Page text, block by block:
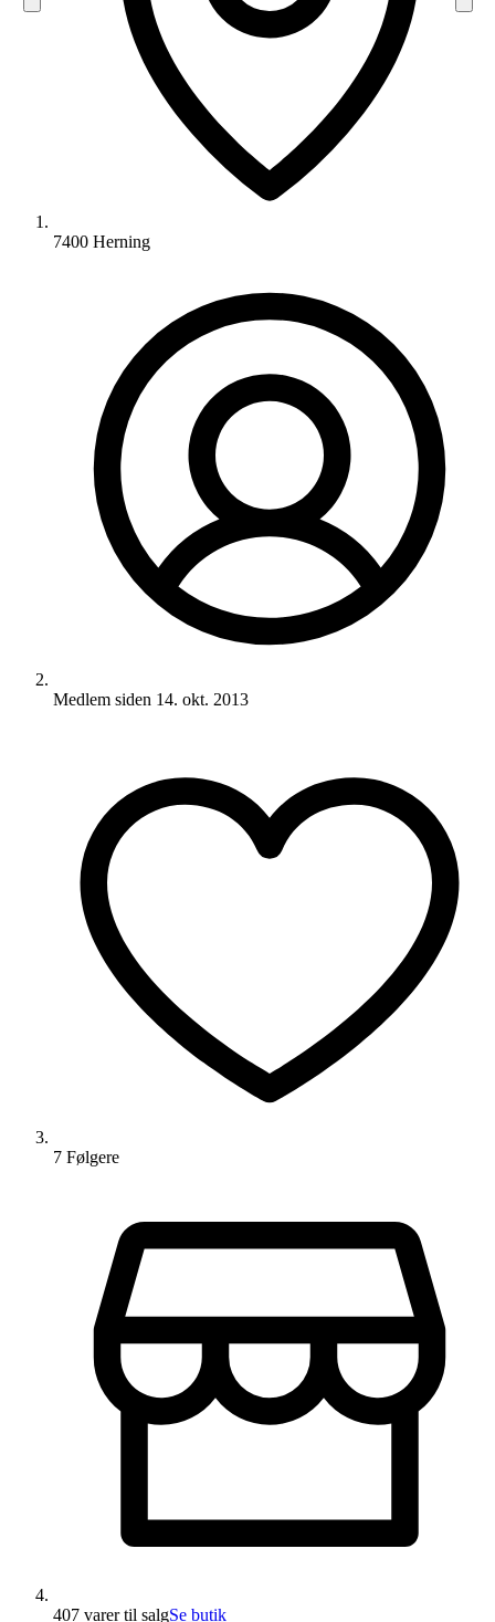
7400 Herning
Medlem siden 14. okt. 2013
7 Følgere
407 varertil salgSe butik